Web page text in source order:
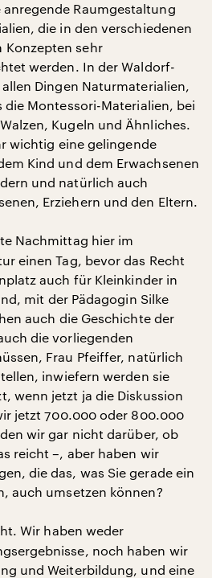
Raumgestaltung
die in den verschiedenen
Konzepten sehr
werden. In der Waldorf-
Dingen Naturmaterialien,
die Montessori-Materialien, bei
Kugeln und Ähnliches.
wichtig eine gelingende
Kind und dem Erwachsenen
und natürlich auch
Erziehern und den Eltern.
Nachmittag hier im
einen Tag, bevor das Recht
auch für Kleinkinder in
mit der Pädagogin Silke
auch die Geschichte der
die vorliegenden
Frau Pfeiffer, natürlich
inwiefern werden sie
wenn jetzt ja die Diskussion
jetzt 700.000 oder 800.000
wir gar nicht darüber, ob
reicht –, aber haben wir
die das, was Sie gerade ein
auch umsetzen können?
Wir haben weder
noch haben wir
und Weiterbildung, und eine